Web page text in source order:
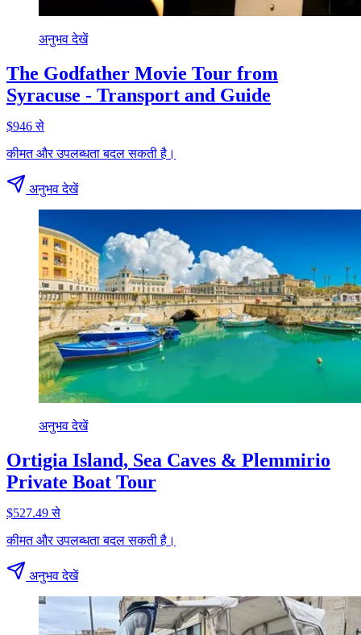
अनुभव देखें
The Godfather Movie Tour from
Syracuse - Transport and Guide
$946 से
कीमत और उपलब्धता बदल सकती है।
अनुभव देखें
अनुभव देखें
Ortigia Island, Sea Caves & Plemmirio
Private Boat Tour
$527.49 से
कीमत और उपलब्धता बदल सकती है।
अनुभव देखें